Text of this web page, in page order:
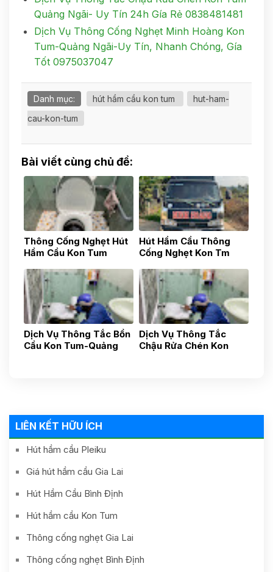
LIÊN KẾT HỮU ÍCH
Hút hầm cầu Pleiku
Giá hút hầm cầu Gia Lai
Hút Hầm Cầu Bình Định
Hút hầm cầu Kon Tum
Thông cống nghẹt Gia Lai
Thông cống nghẹt Bình Định
Quảng Ngãi- Uy Tín 24h Gía Rẻ 0838481481
Dịch Vụ Thông Cống Nghẹt Minh Hoàng Kon
Tum-Quảng Ngãi-Uy Tín, Nhanh Chóng, Gía
Tốt 0975037047
Danh mục: hút hầm cầu kon tum
hut-ham-
cau-kon-tum
Bài viết cùng chủ đề:
Thông Cống Nghẹt Hút
Hầm Cầu Kon Tum
Hút Hầm Cầu Thông
Cống Nghẹt Kon Tm
Dịch Vụ Thông Tắc Bồn
Cầu Kon Tum-Quảng
Dịch Vụ Thông Tắc
Chậu Rửa Chén Kon